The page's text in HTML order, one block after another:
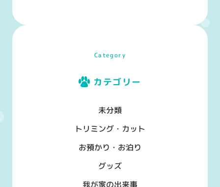
Category
カテゴリー
未分類
トリミング・カット
お預かり・お泊り
グッズ
我が家の出来事